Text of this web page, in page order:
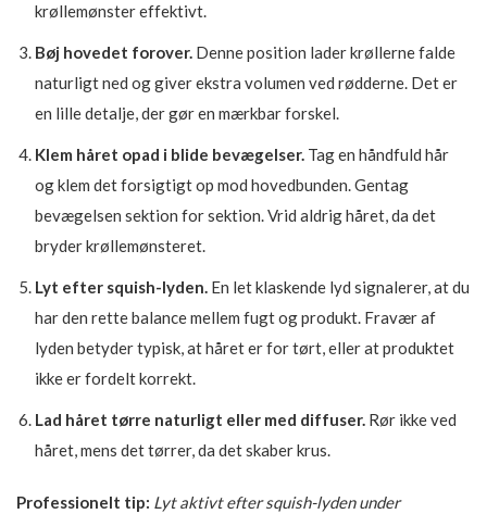
krøllemønster effektivt.
Bøj hovedet forover. Denne position lader krøllerne falde
naturligt ned og giver ekstra volumen ved rødderne. Det er
en lille detalje, der gør en mærkbar forskel.
Klem håret opad i blide bevægelser. Tag en håndfuld hår
og klem det forsigtigt op mod hovedbunden. Gentag
bevægelsen sektion for sektion. Vrid aldrig håret, da det
bryder krøllemønsteret.
Lyt efter squish-lyden. En let klaskende lyd signalerer, at du
har den rette balance mellem fugt og produkt. Fravær af
lyden betyder typisk, at håret er for tørt, eller at produktet
ikke er fordelt korrekt.
Lad håret tørre naturligt eller med diffuser. Rør ikke ved
håret, mens det tørrer, da det skaber krus.
Professionelt tip: Lyt aktivt efter squish-lyden under